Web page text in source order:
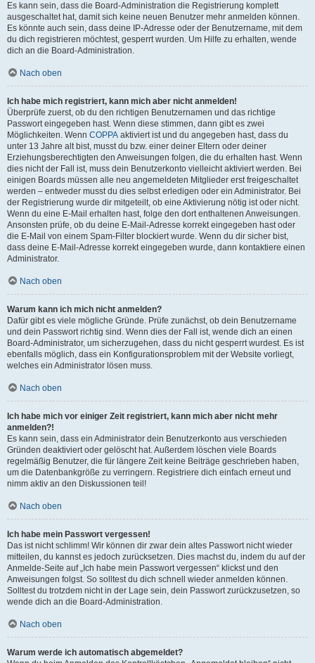
Es kann sein, dass die Board-Administration die Registrierung komplett
ausgeschaltet hat, damit sich keine neuen Benutzer mehr anmelden können.
Es könnte auch sein, dass deine IP-Adresse oder der Benutzername, mit dem
du dich registrieren möchtest, gesperrt wurden. Um Hilfe zu erhalten, wende
dich an die Board-Administration.
Nach oben
Ich habe mich registriert, kann mich aber nicht anmelden!
Überprüfe zuerst, ob du den richtigen Benutzernamen und das richtige
Passwort eingegeben hast. Wenn diese stimmen, dann gibt es zwei
Möglichkeiten. Wenn COPPA aktiviert ist und du angegeben hast, dass du
unter 13 Jahre alt bist, musst du bzw. einer deiner Eltern oder deiner
Erziehungsberechtigten den Anweisungen folgen, die du erhalten hast. Wenn
dies nicht der Fall ist, muss dein Benutzerkonto vielleicht aktiviert werden. Bei
einigen Boards müssen alle neu angemeldeten Mitglieder erst freigeschaltet
werden – entweder musst du dies selbst erledigen oder ein Administrator. Bei
der Registrierung wurde dir mitgeteilt, ob eine Aktivierung nötig ist oder nicht.
Wenn du eine E-Mail erhalten hast, folge den dort enthaltenen Anweisungen.
Ansonsten prüfe, ob du deine E-Mail-Adresse korrekt eingegeben hast oder
die E-Mail von einem Spam-Filter blockiert wurde. Wenn du dir sicher bist,
dass deine E-Mail-Adresse korrekt eingegeben wurde, dann kontaktiere einen
Administrator.
Nach oben
Warum kann ich mich nicht anmelden?
Dafür gibt es viele mögliche Gründe. Prüfe zunächst, ob dein Benutzername
und dein Passwort richtig sind. Wenn dies der Fall ist, wende dich an einen
Board-Administrator, um sicherzugehen, dass du nicht gesperrt wurdest. Es ist
ebenfalls möglich, dass ein Konfigurationsproblem mit der Website vorliegt,
welches ein Administrator lösen muss.
Nach oben
Ich habe mich vor einiger Zeit registriert, kann mich aber nicht mehr
anmelden?!
Es kann sein, dass ein Administrator dein Benutzerkonto aus verschieden
Gründen deaktiviert oder gelöscht hat. Außerdem löschen viele Boards
regelmäßig Benutzer, die für längere Zeit keine Beiträge geschrieben haben,
um die Datenbankgröße zu verringern. Registriere dich einfach erneut und
nimm aktiv an den Diskussionen teil!
Nach oben
Ich habe mein Passwort vergessen!
Das ist nicht schlimm! Wir können dir zwar dein altes Passwort nicht wieder
mitteilen, du kannst es jedoch zurücksetzen. Dies machst du, indem du auf der
Anmelde-Seite auf „Ich habe mein Passwort vergessen“ klickst und den
Anweisungen folgst. So solltest du dich schnell wieder anmelden können.
Solltest du trotzdem nicht in der Lage sein, dein Passwort zurückzusetzen, so
wende dich an die Board-Administration.
Nach oben
Warum werde ich automatisch abgemeldet?